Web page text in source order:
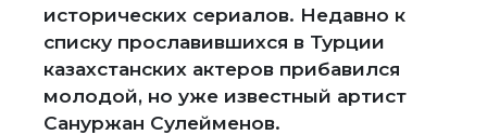
исторических сериалов. Недавно к
списку прославившихся в Турции
казахстанских актеров прибавился
молодой, но уже известный артист
Сануржан Сулейменов.